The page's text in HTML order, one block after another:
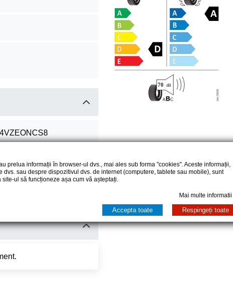
prelua informații în browser-ul dvs., mai ales sub forma "cookies". Aceste informații,
sau despre dispozitivul dvs. de internet (computere, tablete sau mobile), sunt
ul să funcționeze așa cum vă așteptați.
Mai multe informatii
Accepta toate Respingeți toate